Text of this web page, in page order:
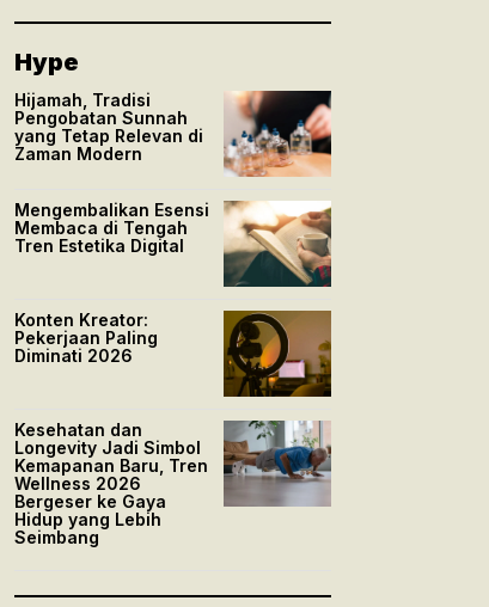
Hype
Hijamah, Tradisi
Pengobatan Sunnah
yang Tetap Relevan di
Zaman Modern
Mengembalikan Esensi
Membaca di Tengah
Tren Estetika Digital
Konten Kreator:
Pekerjaan Paling
Diminati 2026
Kesehatan dan
Longevity Jadi Simbol
Kemapanan Baru, Tren
Wellness 2026
Bergeser ke Gaya
Hidup yang Lebih
Seimbang